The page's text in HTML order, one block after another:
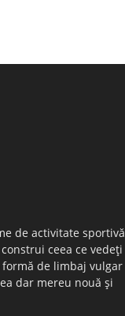
de activitate sportivă
ceea ce vedeţi
de limbaj vulgar
dar mereu nouă şi